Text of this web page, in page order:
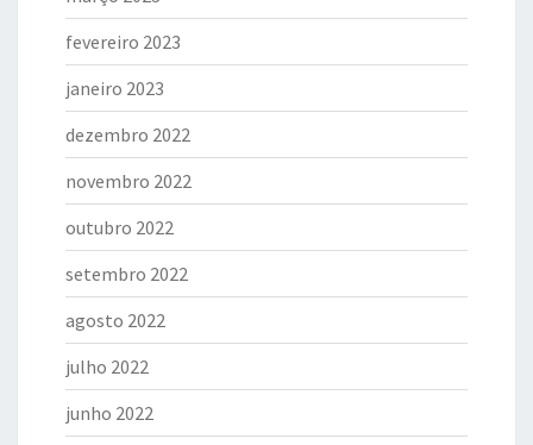
fevereiro 2023
janeiro 2023
dezembro 2022
novembro 2022
outubro 2022
setembro 2022
agosto 2022
julho 2022
junho 2022